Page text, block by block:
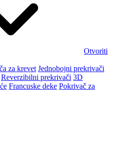
Otvoriti
za krevet Jednobojni prekrivači
Reverzibilni prekrivači 3D
Francuske deke Pokrivač za